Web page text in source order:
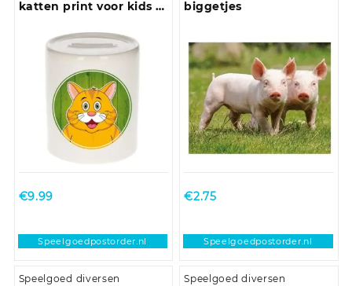
katten print voor kids 9
€9.99
Speelgoedpostorder.nl
biggetjes
€2.75
Speelgoedpostorder.nl
Speelgoed diversen Speelgoed diversen